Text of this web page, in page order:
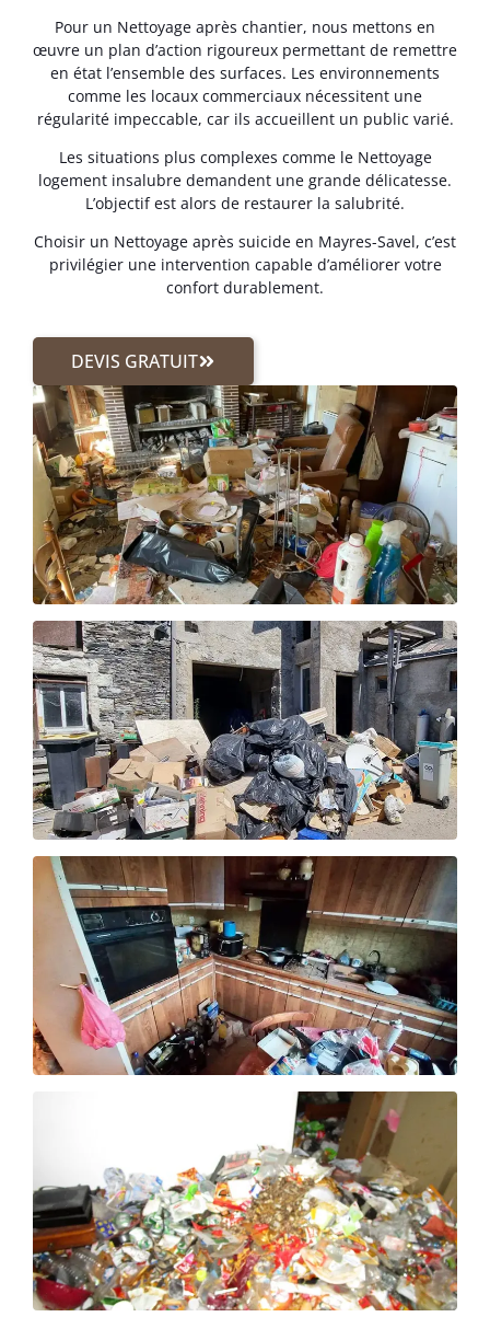
Pour un Nettoyage après chantier, nous mettons en
œuvre un plan d’action rigoureux permettant de remettre
en état l’ensemble des surfaces. Les environnements
comme les locaux commerciaux nécessitent une
régularité impeccable, car ils accueillent un public varié.
Les situations plus complexes comme le Nettoyage
logement insalubre demandent une grande délicatesse.
L’objectif est alors de restaurer la salubrité.
Choisir un Nettoyage après suicide en Mayres-Savel, c’est
privilégier une intervention capable d’améliorer votre
confort durablement.
DEVIS GRATUIT